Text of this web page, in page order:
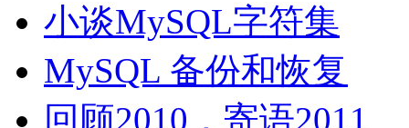
小谈MySQL字符集
MySQL 备份和恢复
回顾2010，寄语2011